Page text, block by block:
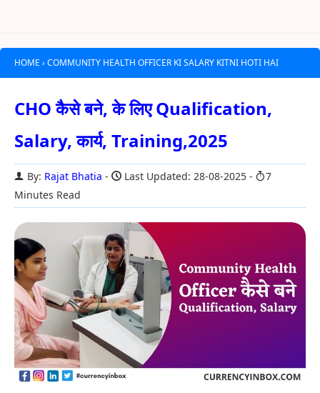
HOME › COMMUNITY HEALTH OFFICER KI SALARY KITNI HOTI HAI
CHO कैसे बने, के लिए Qualification,
Salary, कार्य, Training,2025
By: Rajat Bhatia Last Updated: 28-08-2025
7
Minutes Read